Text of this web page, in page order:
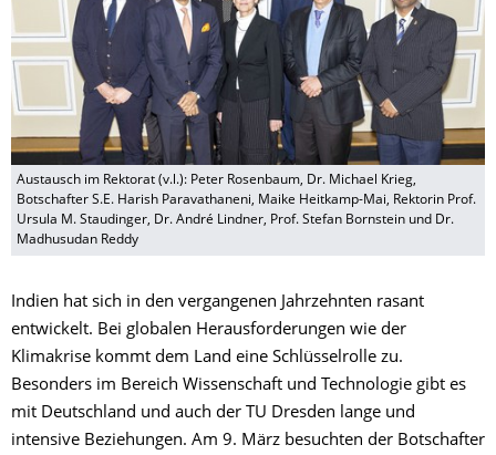
Austausch im Rektorat (v.l.): Peter Rosenbaum, Dr. Michael Krieg,
Botschafter S.E. Harish Paravathaneni, Maike Heitkamp-Mai, Rektorin Prof.
Ursula M. Staudinger, Dr. André Lindner, Prof. Stefan Bornstein und Dr.
Madhusudan Reddy
Indien hat sich in den vergangenen Jahrzehnten rasant
entwickelt. Bei globalen Herausforderungen wie der
Klimakrise kommt dem Land eine Schlüsselrolle zu.
Besonders im Bereich Wissenschaft und Technologie gibt es
mit Deutschland und auch der TU Dresden lange und
intensive Beziehungen. Am 9. März besuchten der Botschafter